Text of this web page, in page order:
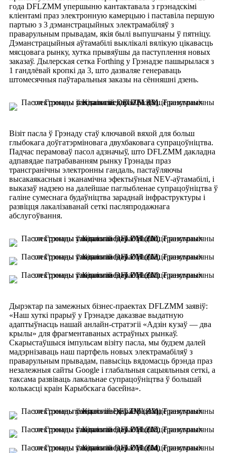
года DFLZMM упершыню кантактавала з грэнадскімі
кліентамі праз электронную камерцыю і паставіла першую
партыю з 3 дэманстрацыйных электрамабіляў з
праварульным прывадам, якія былі выпушчаны ў пятніцу.
Дэманстрацыйныя аўтамабілі выклікалі вялікую цікавасць
мясцовага рынку, хутка прывяўшы да паступлення новых
заказаў. Дылерская сетка Forthing у Грэнадзе пашырылася з
1 гандлёвай кропкі да 3, што дазваляе генераваць
штомесячныя паўтаральныя заказы на сённяшні дзень.
Візіт пасла ў Грэнаду стаў ключавой вяхой для больш
глыбокага доўгатэрміновага двухбаковага супрацоўніцтва.
Падчас перамоваў пасол адзначыў, што DFLZMM дакладна
адпавядае патрабаванням рынку Грэнады праз
трансгранічны электронны гандаль, пастаўляючы
высакаякасныя і эканамічна эфектыўныя NEV-аўтамабілі, і
выказаў надзею на далейшае паглыбленае супрацоўніцтва ў
галіне сумеснага будаўніцтва зараднай інфраструктуры і
развіцця лакалізаванай сеткі пасляпродажнага
абслугоўвання.
Дырэктар па замежных бізнес-праектах DFLZMM заявіў:
«Наш хуткі прарыў у Грэнадзе даказвае выдатную
адаптыўнасць нашай анлайн-стратэгіі «Адзін кузаў — два
крылы» для фрагментаваных астраўных рынкаў.
Скарыстаўшыся імпульсам візіту пасла, мы будзем далей
мадэрнізаваць наш партфель новых электрамабіляў з
праварульным прывадам, павысіць вядомасць брэнда праз
незалежныя сайты Google і глабальныя сацыяльныя сеткі, а
таксама развіваць лакальнае супрацоўніцтва ў большай
колькасці краін Карыбскага басейна».